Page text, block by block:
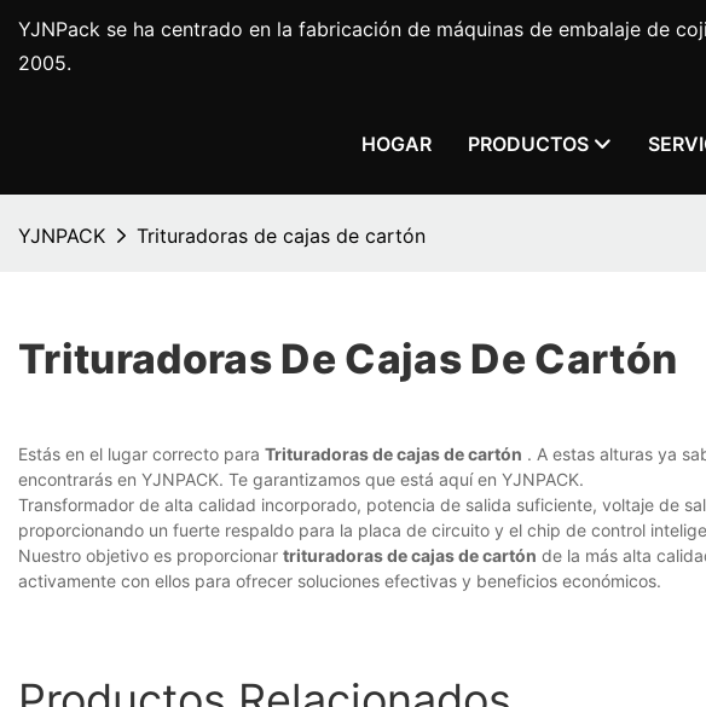
YJNPack se ha centrado en la fabricación de máquinas de embalaje de
2005.
HOGAR PRODUCTOS
YJNPACK Trituradoras de cajas de cartón
Trituradoras De Cajas De Cartón
Estás en el lugar correcto para Trituradoras de cajas de cartón . A estas alturas ya
encontrarás en YJNPACK. Te garantizamos que está aquí en YJNPACK.
Transformador de alta calidad incorporado, potencia de salida suficiente, voltaje de
proporcionando un fuerte respaldo para la placa de circuito y el chip de control
Nuestro objetivo es proporcionar trituradoras de cajas de cartón de la más alta
activamente con ellos para ofrecer soluciones efectivas y beneficios económicos.